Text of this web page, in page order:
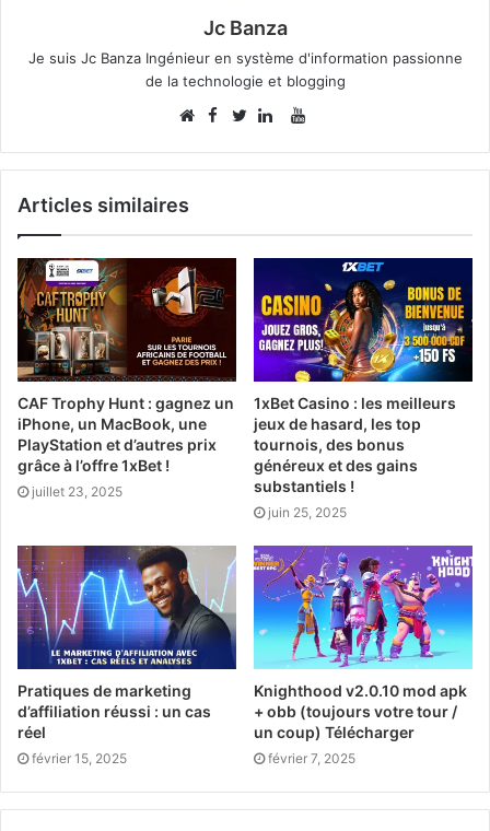
Jc Banza
Je suis Jc Banza Ingénieur en système d'information passionne
de la technologie et blogging
FacebookYouTube
Articles similaires
CAF Trophy Hunt : gagnez un
iPhone, un MacBook, une
PlayStation et d’autres prix
grâce à l’offre 1xBet !
juillet 23, 2025
1xBet Casino : les meilleurs
jeux de hasard, les top
tournois, des bonus
généreux et des gains
substantiels !
juin 25, 2025
Pratiques de marketing
d’affiliation réussi : un cas
réel
février 15, 2025
Knighthood v2.0.10 mod apk
+ obb (toujours votre tour /
un coup) Télécharger
février 7, 2025